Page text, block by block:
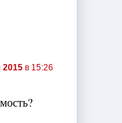
2015 в 15:26